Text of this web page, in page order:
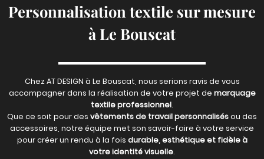
Personnalisation textile sur mesure
à Le Bouscat
Chez AT DESIGN à Le Bouscat, nous serions ravis de vous
accompagner dans la réalisation de votre projet de marquage
textile professionnel.
Que ce soit pour des vêtements de travail personnalisésou des
accessoires, notre équipe met son savoir-faire à votre service
pour créer un rendu à la fois durable, esthétique et fidèle à
votre identité visuelle.